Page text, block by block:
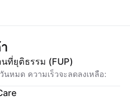
ที่ยุติธรรม (FUP)
นหมด ความเร็วจะลดลงเหลือ: